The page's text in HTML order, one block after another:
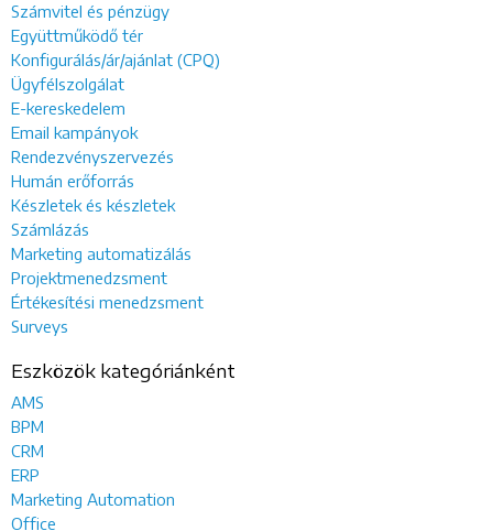
Számvitel és pénzügy
Együttműködő tér
Konfigurálás/ár/ajánlat (CPQ)
Ügyfélszolgálat
E-kereskedelem
Email kampányok
Rendezvényszervezés
Humán erőforrás
Készletek és készletek
Számlázás
Marketing automatizálás
Projektmenedzsment
Értékesítési menedzsment
Surveys
Eszközök kategóriánként
AMS
BPM
CRM
ERP
Marketing Automation
Office